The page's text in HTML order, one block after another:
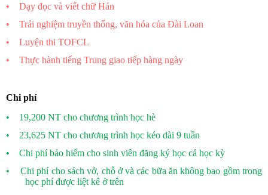
•
Dạy đọc và viết chữ Hán
•
Trải nghiệm truyền thống, văn hóa của Đài Loan
•
Luyện thi TOFCL
•
Thực hành tiếng Trung giao tiếp hàng ngày
Chi phí
•
19,200 NT cho chương trình học hè
•
23,625 NT cho chương trình học kéo dài 9 tuần
•
Chi phí bảo hiểm cho sinh viên đăng ký học cả học kỳ
•
Chi phí cho sách vở, chỗ ở và các bữa ăn không bao gồm trong
học phí được liệt kê ở trên